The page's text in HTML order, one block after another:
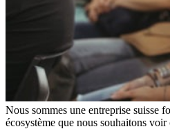
Nous sommes une entreprise suisse
écosystème que nous souhaitons